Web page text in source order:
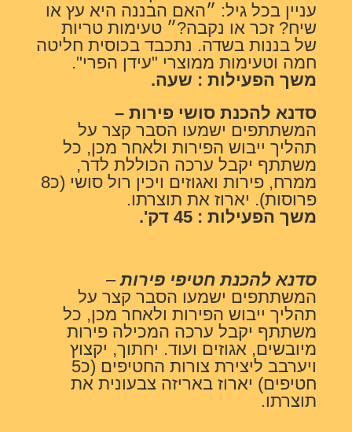
עניין בכל גיל: ״האם הבננה היא עץ או
שיח? זכר או נקבה?״ טעימות טריות
של בננות בשדה. נתכבד בכוסית חליטה
חמה וטעימות ממוצרי "עידן הפרי".
משך הפעילות : שעה.
סדנא להכנת סושי פירות –
המשתתפים ישמעו הסבר קצר על
תהליך ייבוש הפירות ולאחר מכן, כל
משתתף יקבל ערכה הכוללת לדר,
ממרח, פירות ואגוזים ויכין רול סושי (כ8
פרוסות). יארוז את תוצרתו.
משך הפעילות : 45 דק'.
סדנא להכנת חטיפי פירות –
המשתתפים ישמעו הסבר קצר על
תהליך ייבוש הפירות ולאחר מכן, כל
משתתף יקבל ערכה המכילה פירות
מיובשים, אגוזים ועוד. יחתוך, יקצוץ
ויערבב ליצירת צורות החטיפים (כ5
חטיפים) יארוז באריזה צבעונית את
תוצרתו.